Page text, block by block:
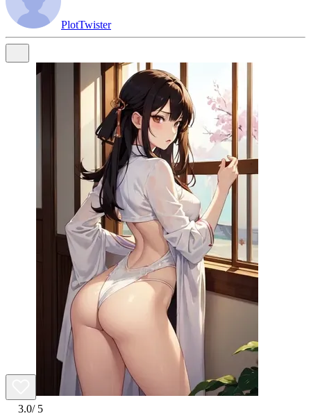
PlotTwister
3.0/ 5